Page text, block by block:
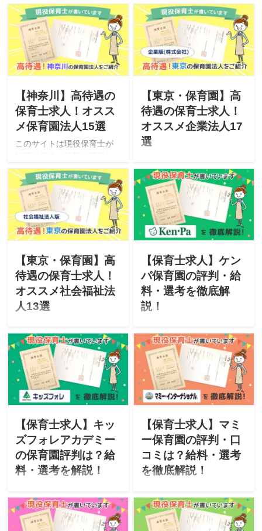
ています。この記事では、
埼玉県で転職を考えている
あなたに「埼玉県にあるオ
ススメ保育園(社会福祉法
人)」をご紹介。「高年収・
休日120日以上・福利厚生・
残業が少ない」など、高待
遇で長く働ける保育園(法人)
をまとめてみました！
ています。この記事では、
千葉県で転職を考えている
あなたに「千葉県にあるオ
ススメ保育園(社会福祉法
人)」をご紹介。「高年収・
休日120日以上・福利厚生・
残業が少ない」など、高待
遇で長く働ける保育園(法人)
をまとめてみました！
【神奈川】高待遇の
保育士求人！オスス
メ保育園法人15選
このサイトは現役保育士が
ています。この記事では、
神奈川県で転職を考えてい
るあなたに「神奈川県にあ
るオススメ保育園(社会福祉
法人)」をご紹介。「高年
収・休日120日以上・福利厚
生・残業が少ない」など、
高待遇で長く働ける保育園
(法人)をまとめてみました！
【東京・保育園】高
待遇の保育士求人！
オススメ企業法人17
選
転職に役立つ情報を掲載し
ています。この記事では、
東京で転職を考えているあ
なたに「東京のオススメ保
育園(企業)」をご紹介。「高
年収・休日120日以上・福利
ど、高待遇で長く働ける保
育園(法人)をまとめてみまし
た！
【東京・保育園】高
待遇の保育士求人！
オススメ社会福祉法
人13選
転職に役立つ情報を掲載し
ています。この記事では、
東京で転職を考えているあ
なたに「東京のオススメ保
育園(社会福祉法人)」をご紹
介。「高年収・休日120日以
い」など、高待遇で長く働
ける保育園(法人)をまとめて
みました！
【保育士求人】ケン
パ保育園の評判・給
料・選考を徹底解
説！
転職に役立つ情報を掲載し
ています。今回は「特定非
営利活動法人 ケンパ･ラーニ
ング･コミュニティ協会」が
運営するケンパ保育園をご
紹介。「特徴・評判・求
について徹底解説したいと
思います。
【保育士求人】キッ
ズフォレアカデミー
の保育園評判は？給
料・選考を解説！
転職に役立つ情報を掲載し
ています。今回は「株式会
社キッズフォレ」が運営す
【保育士求人】マミ
ー保育園の評判・口
コミは？給料・選考
を徹底解説！
転職に役立つ情報を掲載し
ています。今回は「株式会
社マミー・インターナショ